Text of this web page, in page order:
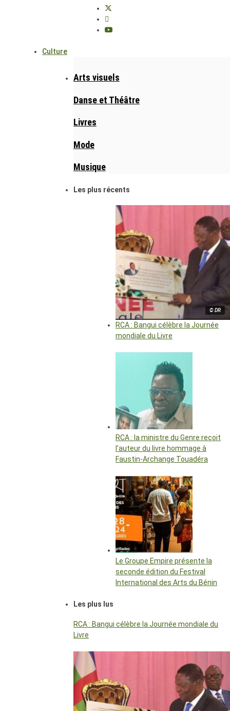
Culture
Arts visuels
Danse et Théâtre
Livres
Mode
Musique
Les plus récents
© DR
RCA : Bangui célèbre la Journée
mondiale du Livre
RCA : la ministre du Genre reçoit
l’auteur du livre hommage à
Faustin-Archange Touadéra
Le Groupe Empire présente la
seconde édition du Festival
International des Arts du Bénin
Les plus lus
RCA : Bangui célèbre la Journée mondiale du
Livre